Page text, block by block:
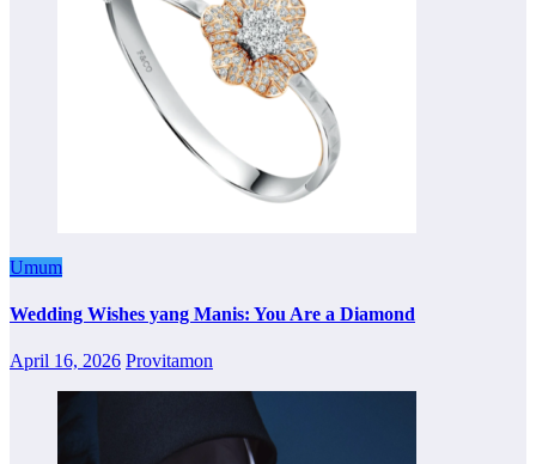
Umum
Wedding Wishes yang Manis: You Are a Diamond
April 16, 2026 Provitamon